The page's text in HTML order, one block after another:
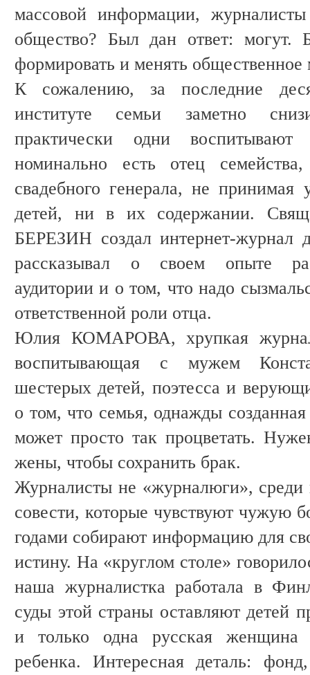
массовой информации,
общество? Был дан ответ: могут.
формировать и менять общественное
К сожалению, за последние
институте семьи заметно
практически одни
номинально есть отец
свадебного генерала, не принимая
детей, ни в их содержании.
БЕРЕЗИН создал интернет-журнал
рассказывал о своем опыте
аудитории и о том, что надо
ответственной роли отца.
Юлия КОМАРОВА, хрупкая
воспитывающая с мужем
шестерых детей, поэтесса и
о том, что семья, однажды
может просто так процветать.
жены, чтобы сохранить брак.
Журналисты не «журналюги»,
совести, которые чувствуют чужую
годами собирают информацию для
истину. На «круглом столе»
наша журналистка работала в
суды этой страны оставляют детей
и только одна русская женщина
ребенка. Интересная деталь: